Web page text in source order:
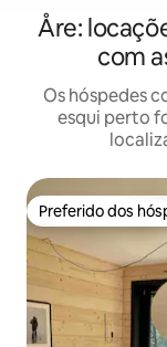
Åre:
com
Os hóspedes
esqui perto
Preferido dos
Preferido dos